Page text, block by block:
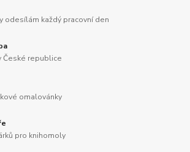
odesílám každý pracovní den
České republice
omalovánky
pro knihomoly